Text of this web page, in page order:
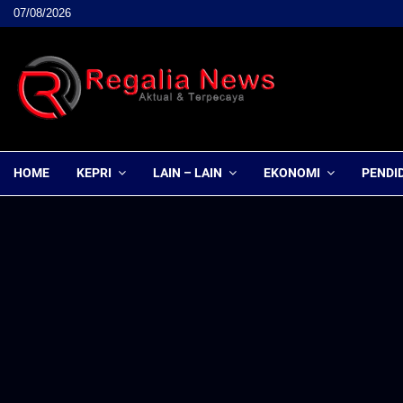
07/08/2026
HOME KEPRI LAIN – LAIN EKONOMI